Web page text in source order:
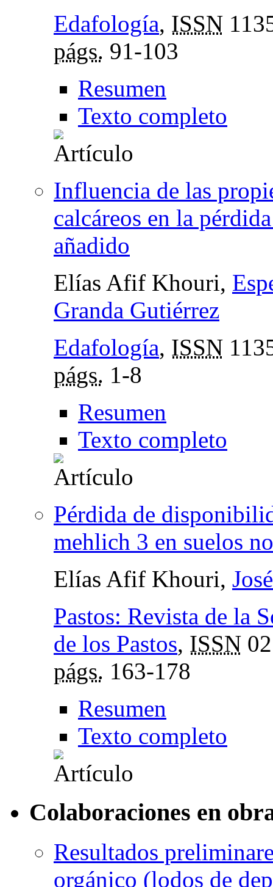
Edafología, ISSN
págs. 91-103
Resumen
Texto completo
Influencia de las
calcáreos en la
añadido
Elías Afif Khouri,
Granda Gutiérrez
Edafología, ISSN
págs. 1-8
Resumen
Texto completo
Pérdida de
mehlich 3 en suelos
Elías Afif Khouri,
Pastos: Revista de la
de los Pastos, ISSN
págs. 163-178
Resumen
Texto completo
Colaboraciones en
Resultados
orgánico (lodos de